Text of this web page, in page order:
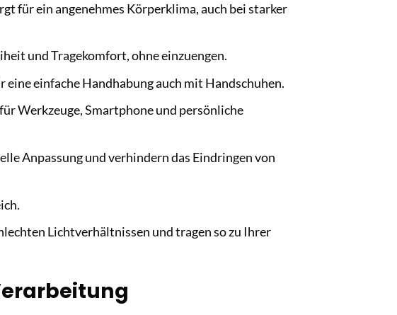
für ein angenehmes Körperklima, auch bei starker
und Tragekomfort, ohne einzuengen.
eine einfache Handhabung auch mit Handschuhen.
Werkzeuge, Smartphone und persönliche
Anpassung und verhindern das Eindringen von
Lichtverhältnissen und tragen so zu Ihrer